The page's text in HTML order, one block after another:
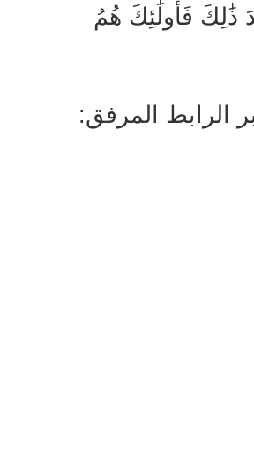
ذَٰلِكَ فَأُولَٰئِكَ هُمُ
الرابط المرفق: